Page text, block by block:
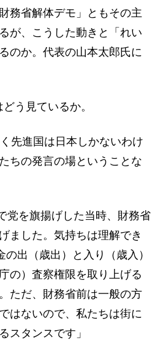
務省解体デモ」ともその主
が、こうした動きと「れい
のか。代表の山本太郎氏に
う見ているか。
先進国は日本しかないわけ
ちの発言の場ということな
党を旗揚げした当時、財務省
ました。気持ちは理解でき
の出（歳出）と入り（歳入）
の）査察権限を取り上げる
ただ、財務省前は一般の方
はないので、私たちは街に
スタンスです」